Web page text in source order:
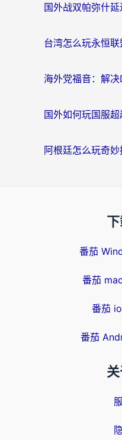
番茄
番茄
番茄
番茄
关